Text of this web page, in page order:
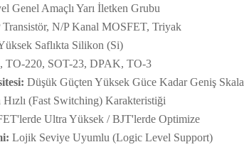
Genel Amaçlı Yarı İletken Grubu
N/P Kanal MOSFET, Triyak
Saflıkta Silikon (Si)
TO-220, SOT-23, DPAK, TO-3
Düşük Güçten Yüksek Güce Kadar Geniş Skala
(Fast Switching) Karakteristiği
Ultra Yüksek / BJT'lerde Optimize
Lojik Seviye Uyumlu (Logic Level Support)